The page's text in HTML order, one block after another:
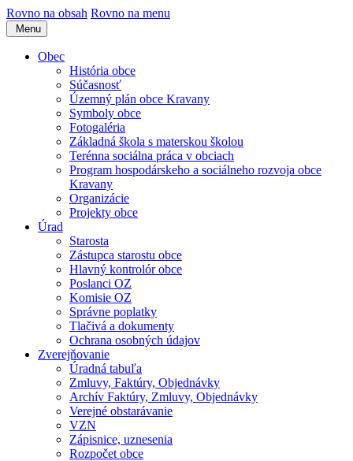
Rovno na obsah Rovno na menu
Menu
Obec
História obce
Súčasnosť
Územný plán obce Kravany
Symboly obce
Fotogaléria
Základná škola s materskou školou
Terénna sociálna práca v obciach
Program hospodárskeho a sociálneho rozvoja obce
Kravany
Organizácie
Projekty obce
Úrad
Starosta
Zástupca starostu obce
Hlavný kontrolór obce
Poslanci OZ
Komisie OZ
Správne poplatky
Tlačivá a dokumenty
Ochrana osobných údajov
Zverejňovanie
Úradná tabuľa
Zmluvy, Faktúry, Objednávky
Archív Faktúry, Zmluvy, Objednávky
Verejné obstarávanie
VZN
Zápisnice, uznesenia
Rozpočet obce